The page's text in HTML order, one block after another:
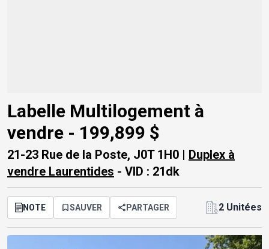
Labelle Multilogement à
vendre - 199,899 $
21-23 Rue de la Poste, J0T 1H0 | Duplex à
vendre Laurentides - VID : 21dk
NOTE SAUVER PARTAGER 2 Unitées